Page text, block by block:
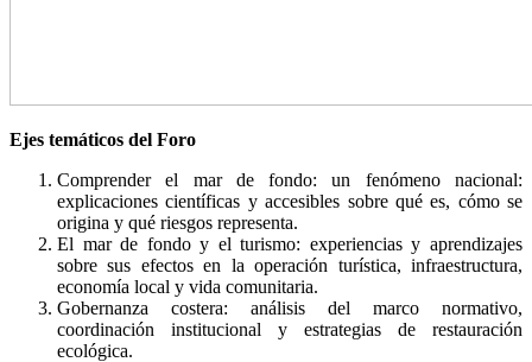
Ejes temáticos del Foro
Comprender el mar de fondo: un fenómeno nacional:
explicaciones científicas y accesibles sobre qué es, cómo se
origina y qué riesgos representa.
El mar de fondo y el turismo: experiencias y aprendizajes
sobre sus efectos en la operación turística, infraestructura,
economía local y vida comunitaria.
Gobernanza costera: análisis del marco normativo,
coordinación institucional y estrategias de restauración
ecológica.